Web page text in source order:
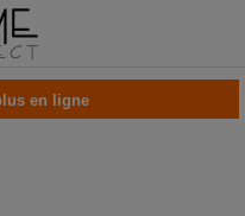
en ligne